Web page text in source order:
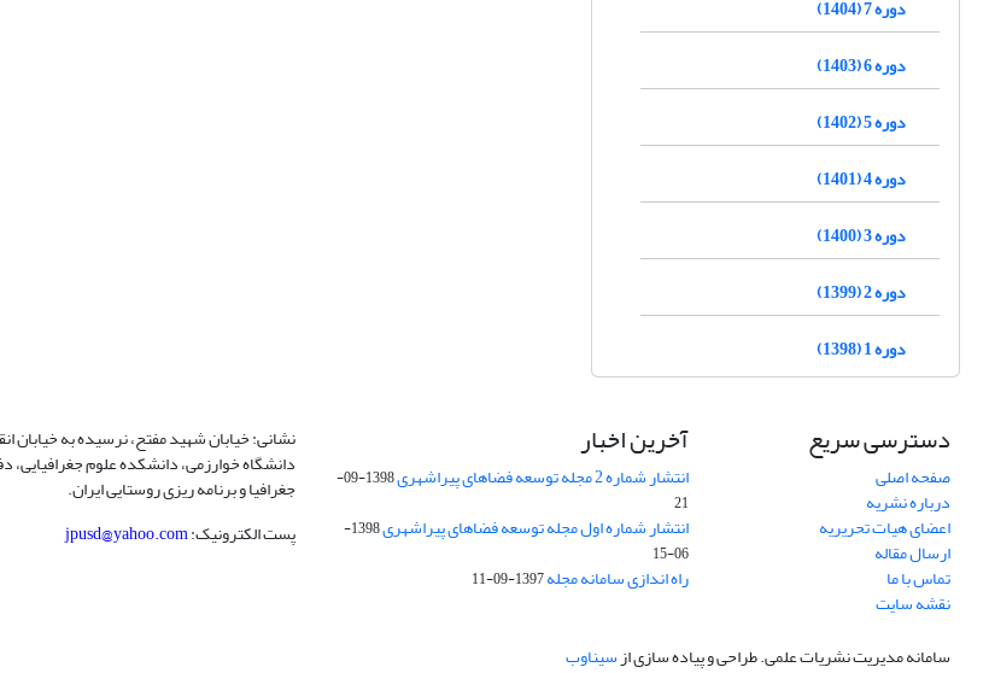
دوره 7 (1404)
دوره 6 (1403)
دوره 5 (1402)
دوره 4 (1401)
دوره 3 (1400)
دوره 2 (1399)
دوره 1 (1398)
دسترسی سریع
صفحه اصلی
درباره نشریه
اعضای هیات تحریریه
ارسال مقاله
تماس با ما
نقشه سایت
آخرین اخبار
انتشار شماره 2 مجله توسعه فضاهای پیراشهری
1398-09-
21
انتشار شماره اول مجله توسعه فضاهای پیراشهری
1398-
06-15
راه اندازی سامانه مجله1397-09-11
نشانی: خیابان شهید مفتح، نرسیده به خیابان
دانشگاه خوارزمی، دانشکده علوم جغرافیایی،
جغرافیا و برنامه ریزی روستایی ایران.
پست الکترونیک:jpusd@yahoo.com
سامانه مدیریت نشریات علمی.طراحی و پیاده سازی ازسیناوب